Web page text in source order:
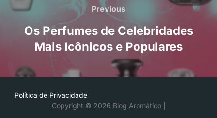
de
Post
Previous
Previous
Os Perfumes de Celebridades
Mais Icônicos e Populares
Política de Privacidade
Copyright © 2026 Blog Aromático |